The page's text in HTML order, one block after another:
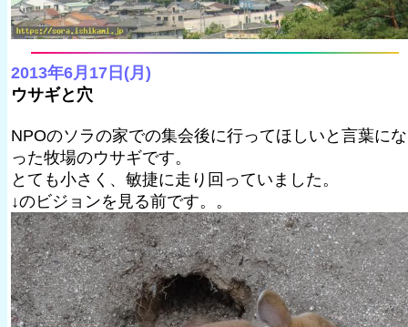
2013年6月17日(月)
ウサギと穴
NPOのソラの家での集会後に行ってほしいと言葉にな
った牧場のウサギです。
とても小さく、敏捷に走り回っていました。
↓のビジョンを見る前です。。